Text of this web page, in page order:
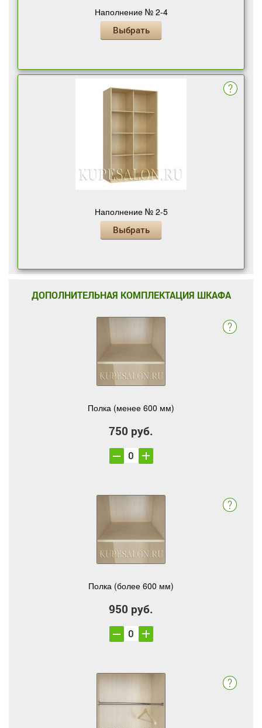
Наполнение № 2-4
Выбрать
Наполнение № 2-5
Выбрать
ДОПОЛНИТЕЛЬНАЯ КОМПЛЕКТАЦИЯ ШКАФА
Полка (менее 600 мм)
750 руб.
Полка (более 600 мм)
950 руб.